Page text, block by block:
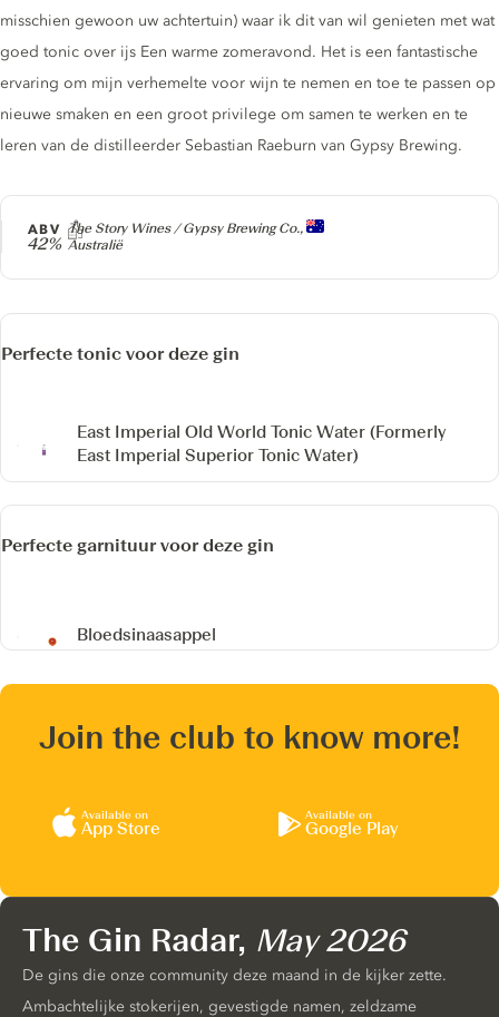
Producer
The Story Wines / Gypsy Brewing Co.,
Australië
ABV
42%
misschien gewoon uw achtertuin) waar ik dit van wil genieten met wat
goed tonic over ijs Een warme zomeravond. Het is een fantastische
ervaring om mijn verhemelte voor wijn te nemen en toe te passen op
nieuwe smaken en een groot privilege om samen te werken en te
leren van de distilleerder Sebastian Raeburn van Gypsy Brewing.
Perfecte tonic voor deze gin
East Imperial Old World Tonic Water (Formerly
East Imperial Superior Tonic Water)
Perfecte garnituur voor deze gin
Bloedsinaasappel
Join the club to know more!
Available on
App Store
Available on
Google Play
The Gin Radar, May 2026
De gins die onze community deze maand in de kijker zette.
Ambachtelijke stokerijen, gevestigde namen, zeldzame